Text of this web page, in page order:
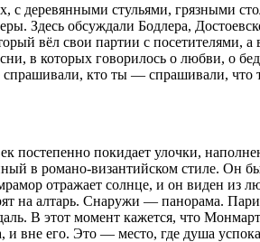
стульями, грязными
Здесь обсуждали Бодлера,
вёл свои партии с посетителями,
в которых говорилось о любви, о
кто ты — спрашивали,
покидает улочки,
в романо-византийском стиле. Он
отражает солнце, и он виден
на алтарь. Снаружи — панорама.
В этот момент кажется, что
и вне его. Это — место, где душа